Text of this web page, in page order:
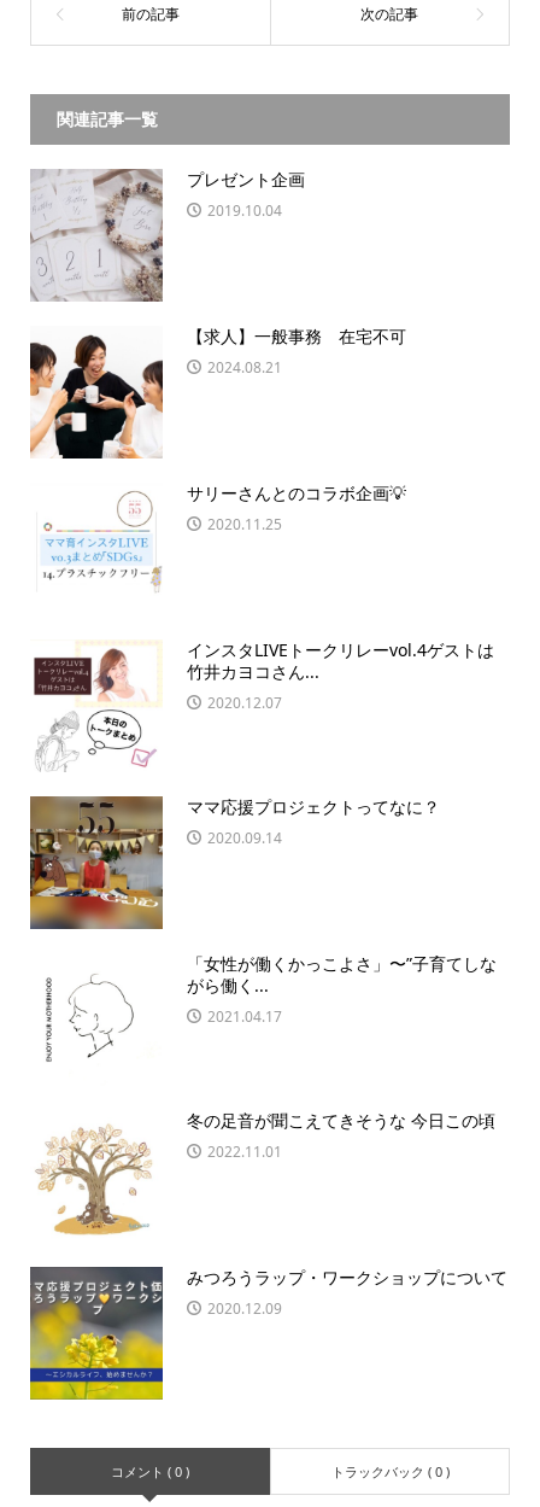
関連記事一覧
プレゼント企画
2019.10.04
【求人】一般事務 在宅不可
2024.08.21
サリーさんとのコラボ企画💡
2020.11.25
インスタLIVEトークリレーvol.4ゲストは
竹井カヨコさん...
2020.12.07
ママ応援プロジェクトってなに？
2020.09.14
「女性が働くかっこよさ」〜”子育てしな
がら働く...
2021.04.17
冬の足音が聞こえてきそうな 今日この頃
2022.11.01
みつろうラップ・ワークショップについて
2020.12.09
コメント ( 0 ) トラックバック ( 0 )